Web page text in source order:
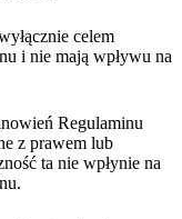
celem
i nie mają wpływu na
Regulaminu
z prawem lub
ta nie wpłynie na